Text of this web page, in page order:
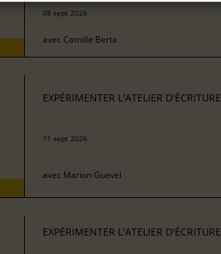
08 sept 2026
avec Camille Berta
EXPÉRIMENTER L'ATELIER D'ÉCRITURE
11 sept 2026
avec Marion Guevel
EXPÉRIMENTER L'ATELIER D'ÉCRITURE